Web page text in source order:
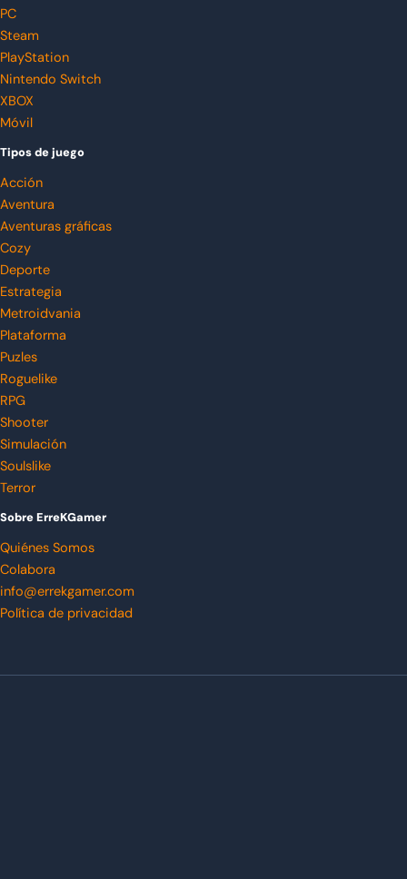
PC
Steam
PlayStation
Nintendo Switch
XBOX
Móvil
Tipos de juego
Acción
Aventura
Aventuras gráficas
Cozy
Deporte
Estrategia
Metroidvania
Plataforma
Puzles
Roguelike
RPG
Shooter
Simulación
Soulslike
Terror
Sobre ErreKGamer
Quiénes Somos
Colabora
info@errekgamer.com
Política de privacidad